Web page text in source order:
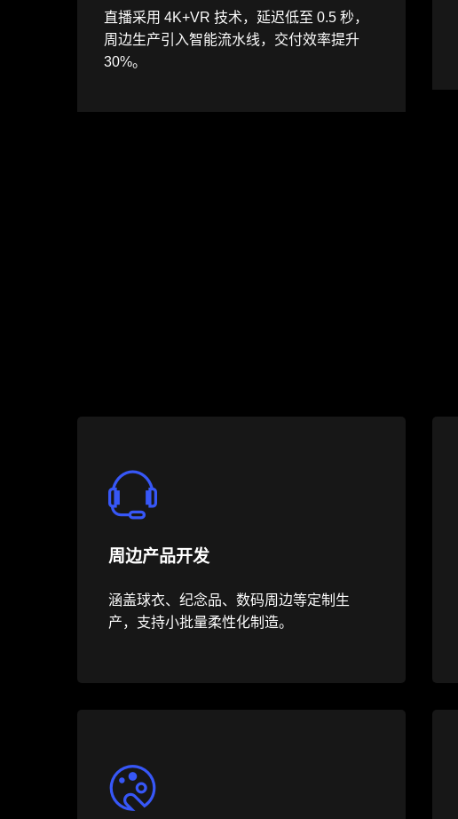
直播采用 4K+VR 技术，延迟低至 0.5 秒，
周边生产引入智能流水线，交付效率提升
30%。
周边产品开发
涵盖球衣、纪念品、数码周边等定制生
产，支持小批量柔性化制造。